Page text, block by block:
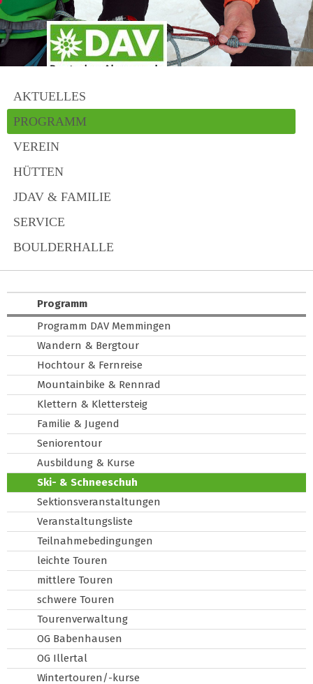
AKTUELLES
PROGRAMM
VEREIN
HÜTTEN
JDAV & FAMILIE
SERVICE
BOULDERHALLE
Programm
Programm DAV Memmingen
Wandern & Bergtour
Hochtour & Fernreise
Mountainbike & Rennrad
Klettern & Klettersteig
Familie & Jugend
Seniorentour
Ausbildung & Kurse
Ski- & Schneeschuh
Sektionsveranstaltungen
Veranstaltungsliste
Teilnahmebedingungen
leichte Touren
mittlere Touren
schwere Touren
Tourenverwaltung
OG Babenhausen
OG Illertal
Wintertouren/-kurse